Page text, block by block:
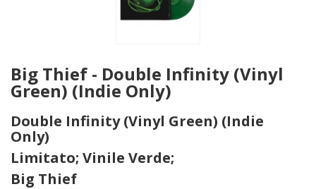
Big Thief - Double Infinity (Vinyl
Green) (Indie Only)
Double Infinity (Vinyl Green) (Indie
Only)
Limitato; Vinile Verde;
Big Thief